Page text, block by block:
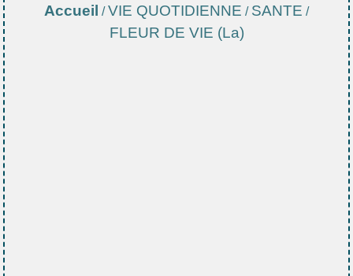
Accueil /VIE QUOTIDIENNE / SANTE /
FLEUR DE VIE (La)